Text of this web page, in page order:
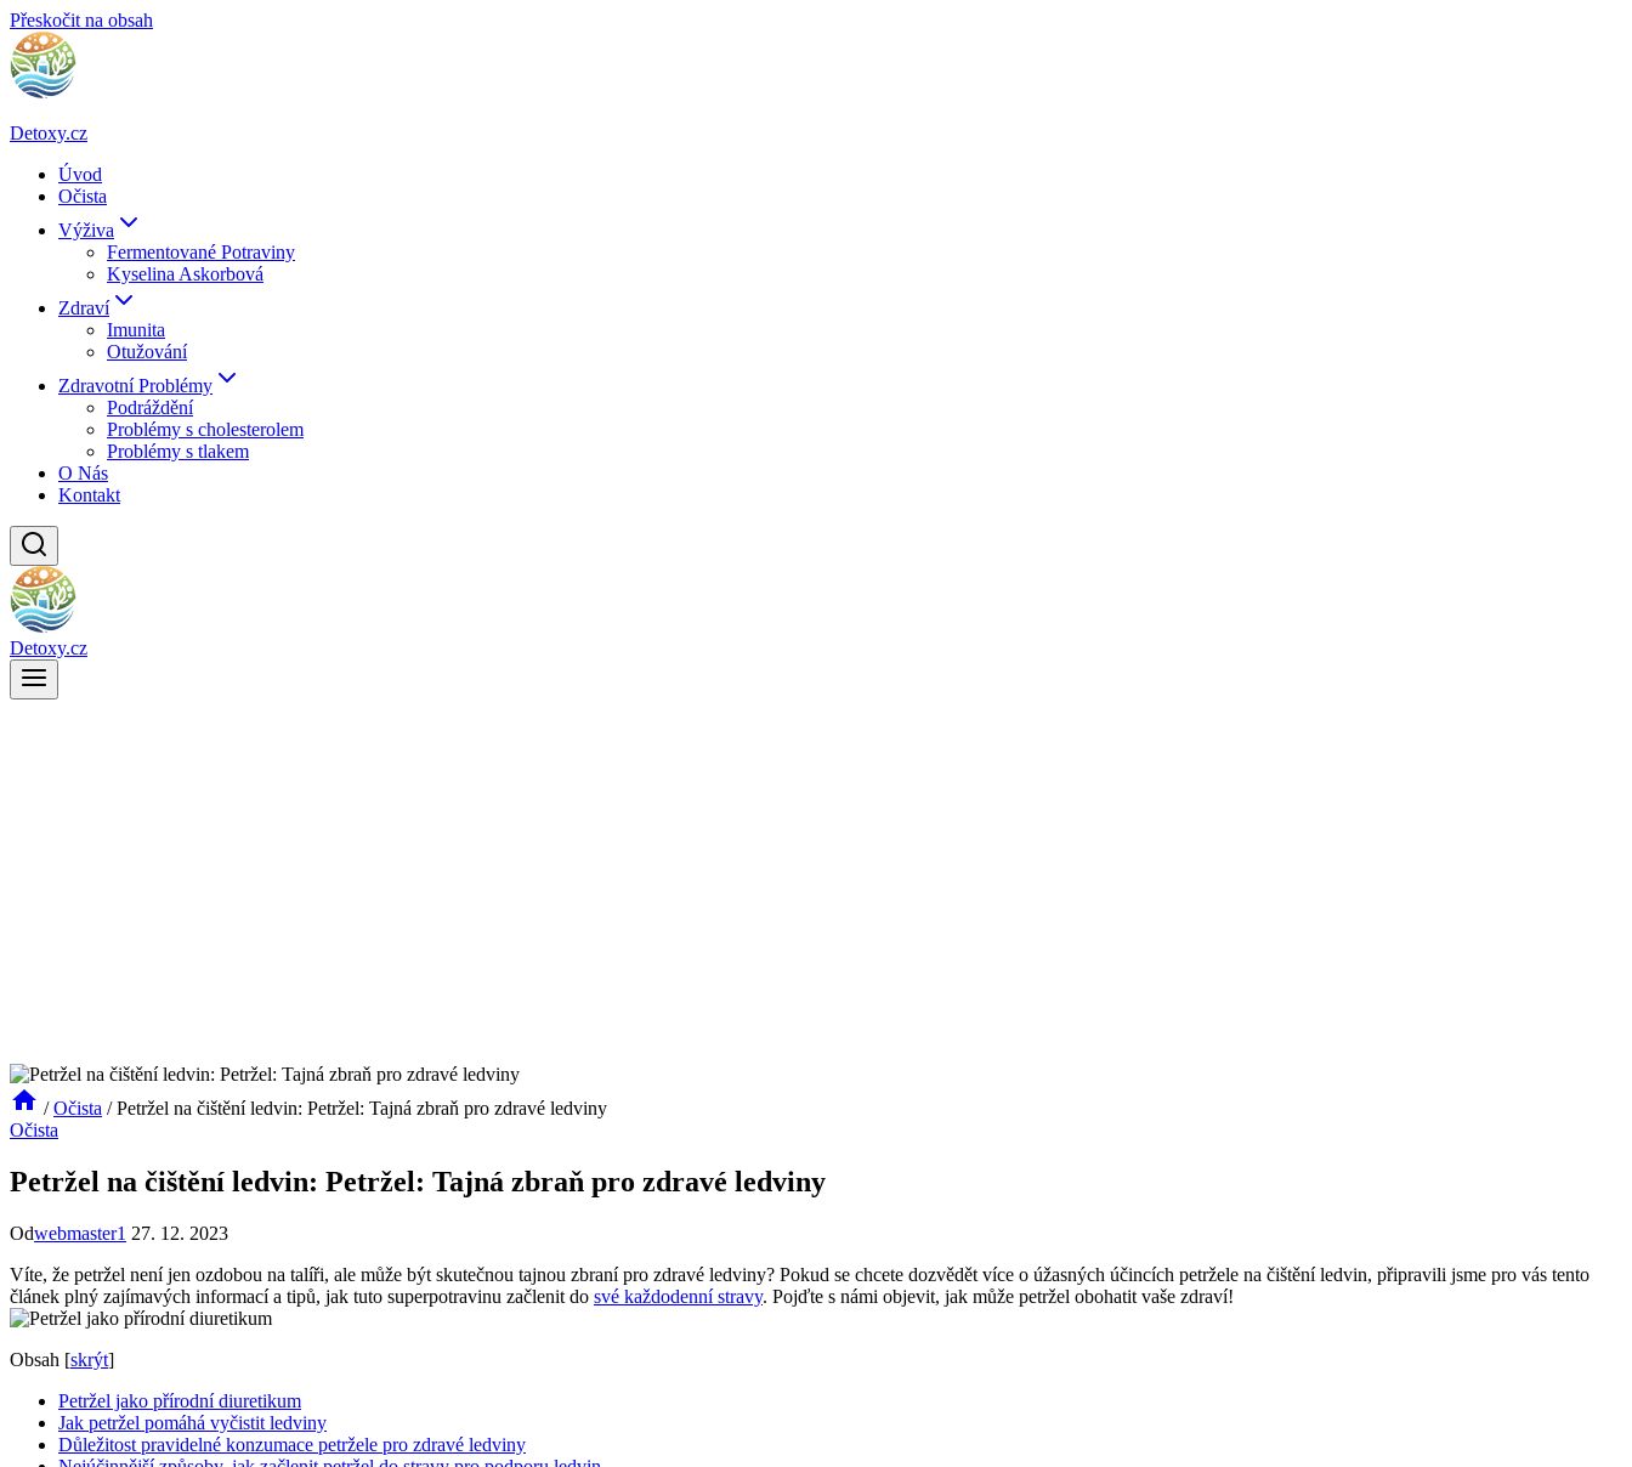
Přeskočit na obsah
Detoxy.cz
Úvod
Očista
Výživa
Fermentované Potraviny
Kyselina Askorbová
Zdraví
Imunita
Otužování
Zdravotní Problémy
Podráždění
Problémy s cholesterolem
Problémy s tlakem
O Nás
Kontakt
Detoxy.cz
/ Očista / Petržel na čištění ledvin: Petržel: Tajná zbraň pro zdravé ledviny
Očista
Petržel na čištění ledvin: Petržel: Tajná zbraň pro zdravé ledviny
Odwebmaster1 27. 12. 2023
Víte, že petržel není jen ⁤ozdobou na talíři,⁣ ale může být skutečnou tajnou zbraní pro ⁣zdravé ledviny? Pokud se chcete ​dozvědět více o úžasných účincích petržele ⁤na čištění⁣ ledvin, připravili jsme pro vás tento
článek plný zajímavých informací a tipů, jak tuto superpotravinu začlenit do své každodenní stravy. Pojďte ‌s námi objevit, jak může petržel obohatit​ vaše ​zdraví!
Obsah [skrýt]
Petržel jako přírodní diuretikum
Jak petržel pomáhá vyčistit ledviny
Důležitost pravidelné konzumace⁣ petržele ⁢pro⁣ zdravé ledviny